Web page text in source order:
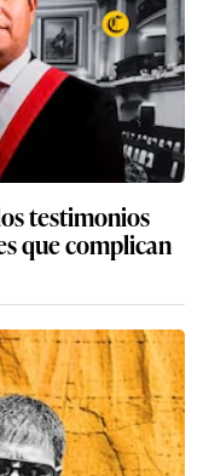
testimonios
que complican